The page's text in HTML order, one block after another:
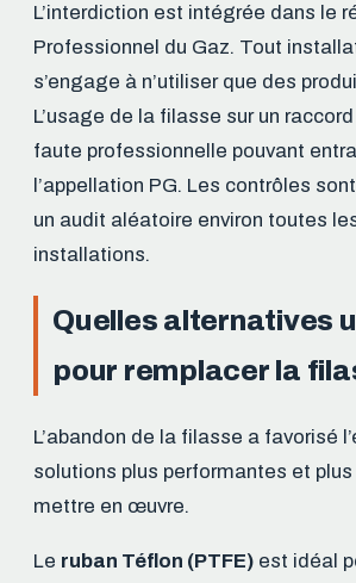
L’interdiction est intégrée dans le
Professionnel du Gaz. Tout
s’engage à n’utiliser que des
L’usage de la filasse sur un
faute professionnelle pouvant
l’appellation PG. Les contrôles
un audit aléatoire environ toutes
installations.
Quelles alternatives
pour remplacer la
L’abandon de la filasse a favorisé
solutions plus performantes et
mettre en œuvre.
Le ruban Téflon (PTFE) est idéal